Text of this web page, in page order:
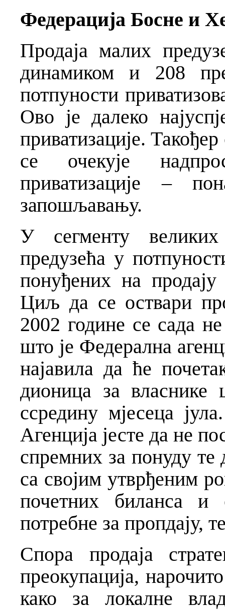
Федерација Босне и
Продаја малих
динамиком и 208
потпуности
Ово је далеко
приватизације. Такођер
се очекује
приватизације –
запошљавању.
У сегменту
предузећа у
понуђених на
Циљ да се оствари
2002 године се сада
што је Федерална
најавила да ће
дионица за власнике
ссредину мјесеца
Агенција јесте да не
спремних за понуду те
са својим утврђеним
почетних биланса и
потребне за пропдају,
Спора продаја
преокупација,
како за локалне